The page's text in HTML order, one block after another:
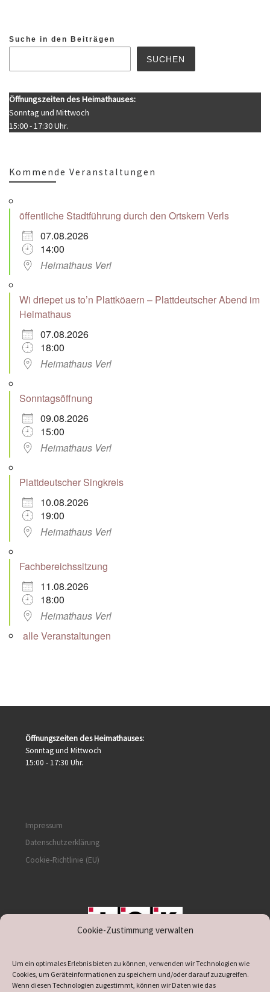
Cookie-Zustimmung verwalten
Um ein optimales Erlebnis bieten zu können, verwenden wir Technologien wie
Cookies, um Geräteinformationen zu speichern und/oder darauf zuzugreifen.
Wenn diesen Technologien zugestimmt, können wir Daten wie das
Suche in den Beiträgen
SUCHEN
Öffnungszeiten des Heimathauses:
Sonntag und Mittwoch
15:00 - 17:30 Uhr.
Kommende Veranstaltungen
öffentliche Stadtführung durch den Ortskern Verls
07.08.2026
14:00
Heimathaus Verl
Wi driepet us to’n Plattköaern – Plattdeutscher Abend im
Heimathaus
07.08.2026
18:00
Heimathaus Verl
Sonntagsöffnung
09.08.2026
15:00
Heimathaus Verl
Plattdeutscher Singkreis
10.08.2026
19:00
Heimathaus Verl
Fachbereichssitzung
11.08.2026
18:00
Heimathaus Verl
alle Veranstaltungen
Öffnungszeiten des Heimathauses:
Sonntag und Mittwoch
15:00 - 17:30 Uhr.
Impressum
Datenschutzerklärung
Cookie-Richtlinie (EU)